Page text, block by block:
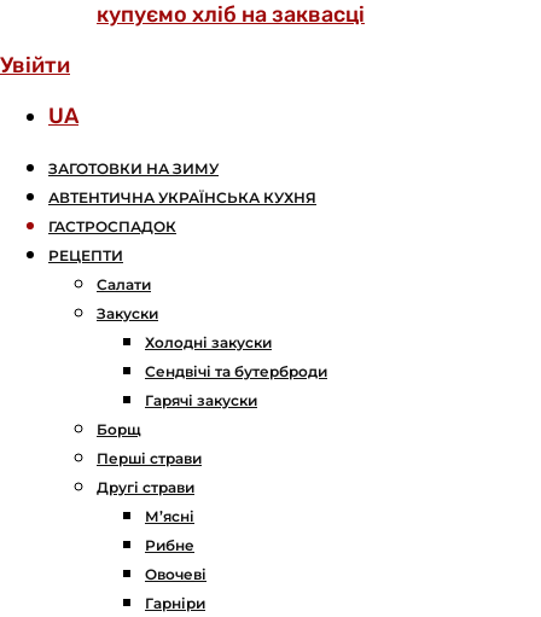
купуємо хліб на заквасці
Увійти
UA
ЗАГОТОВКИ НА ЗИМУ
АВТЕНТИЧНА УКРАЇНСЬКА КУХНЯ
ГАСТРОСПАДОК
РЕЦЕПТИ
Салати
Закуски
Холодні закуски
Сендвічі та бутерброди
Гарячі закуски
Борщ
Перші страви
Другі страви
М’ясні
Рибне
Овочеві
Гарніри